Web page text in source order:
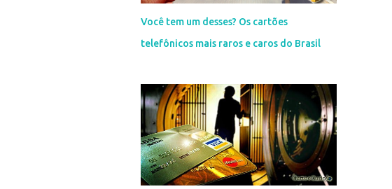
Você tem um desses? Os cartões
telefônicos mais raros e caros do Brasil